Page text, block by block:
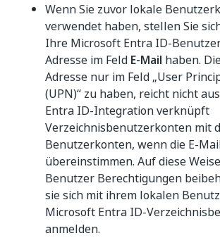
Wenn Sie zuvor lokale
verwendet haben, stellen Sie
Ihre Microsoft Entra ID-
Adresse im Feld E-Mail haben.
Adresse nur im Feld „User
(UPN)“ zu haben, reicht nicht
Entra ID-Integration verknüpft
Verzeichnisbenutzerkonten mit
Benutzerkonten, wenn die E-
übereinstimmen. Auf diese
Benutzer Berechtigungen
sie sich mit ihrem lokalen
Microsoft Entra ID-
anmelden.